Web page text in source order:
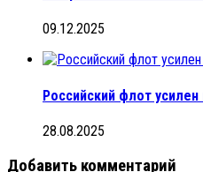
09.12.2025
Российский флот
28.08.2025
Добавить комментарий